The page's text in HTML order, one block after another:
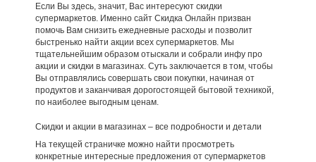
Если Вы здесь, значит, Вас интересуют скидки
супермаркетов. Именно сайт Скидка Онлайн призван
помочь Вам снизить ежедневные расходы и позволит
быстренько найти акции всех супермаркетов. Мы
тщательнейшим образом отыскали и собрали инфу про
акции и скидки в магазинах. Суть заключается в том, чтобы
Вы отправлялись совершать свои покупки, начиная от
продуктов и заканчивая дорогостоящей бытовой техникой,
по наиболее выгодным ценам.
Скидки и акции в магазинах – все подробности и детали
На текущей страничке можно найти просмотреть
конкретные интересные предложения от супермаркетов